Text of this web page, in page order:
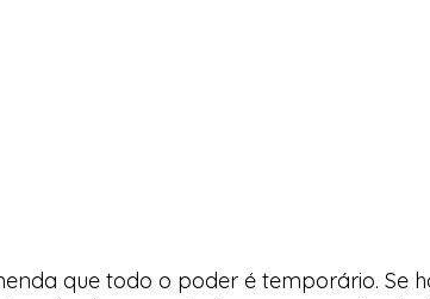
que todo o poder é temporário. Se